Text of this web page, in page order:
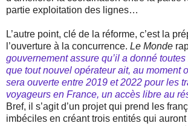
partie exploitation des lignes…
L’autre point, clé de la réforme, c’est la
l’ouverture à la concurrence. Le Monde
gouvernement assure qu’il a donné
que tout nouvel opérateur ait, au moment
sera ouverte entre 2019 et 2022 pour les
voyageurs en France, un accès libre au
Bref, il s’agit d’un projet qui prend les
imbéciles en créant trois entités qui